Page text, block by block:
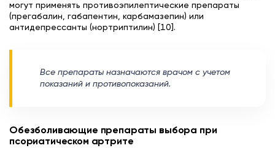
могут применять противоэпилептические препараты
(прегабалин, габапентин, карбамазепин) или
антидепрессанты (нортриптилин) [10].
Все препараты назначаются врачом с учетом
показаний и противопоказаний.
Обезболивающие препараты выбора при
псориатическом артрите